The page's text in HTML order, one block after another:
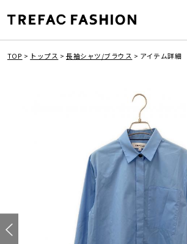
TOP > トップス > 長袖シャツ/ブラウス > アイテム詳細